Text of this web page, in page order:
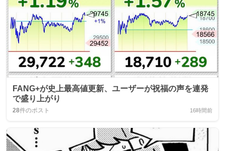
FANG+が史上最高値更新、ユーザーが祝福の声を連発
で盛り上がり
28件のポスト 16時間前